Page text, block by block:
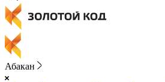
Абакан